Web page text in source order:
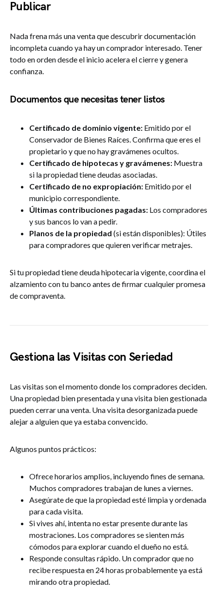
Publicar
Nada frena más una venta que descubrir documentación
incompleta cuando ya hay un comprador interesado. Tener
todo en orden desde el inicio acelera el cierre y genera
confianza.
Documentos que necesitas tener listos
Certificado de dominio vigente: Emitido por el
Conservador de Bienes Raíces. Confirma que eres el
propietario y que no hay gravámenes ocultos.
Certificado de hipotecas y gravámenes: Muestra
si la propiedad tiene deudas asociadas.
Certificado de no expropiación: Emitido por el
municipio correspondiente.
Últimas contribuciones pagadas: Los compradores
y sus bancos lo van a pedir.
Planos de la propiedad (si están disponibles): Útiles
para compradores que quieren verificar metrajes.
Si tu propiedad tiene deuda hipotecaria vigente, coordina el
alzamiento con tu banco antes de firmar cualquier promesa
de compraventa.
Gestiona las Visitas con Seriedad
Las visitas son el momento donde los compradores deciden.
Una propiedad bien presentada y una visita bien gestionada
pueden cerrar una venta. Una visita desorganizada puede
alejar a alguien que ya estaba convencido.
Algunos puntos prácticos:
Ofrece horarios amplios, incluyendo fines de semana.
Muchos compradores trabajan de lunes a viernes.
Asegúrate de que la propiedad esté limpia y ordenada
para cada visita.
Si vives ahí, intenta no estar presente durante las
mostraciones. Los compradores se sienten más
cómodos para explorar cuando el dueño no está.
Responde consultas rápido. Un comprador que no
recibe respuesta en 24 horas probablemente ya está
mirando otra propiedad.